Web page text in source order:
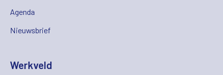
Agenda
Nieuwsbrief
Werkveld